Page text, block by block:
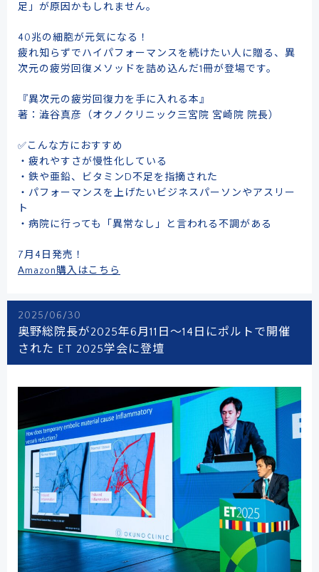
足」が原因かもしれません。
40兆の細胞が元気になる！
疲れ知らずでハイパフォーマンスを続けたい人に贈る、異
次元の疲労回復メソッドを詰め込んだ1冊が登場です。
『異次元の疲労回復力を手に入れる本』
著：澁谷真彦（オクノクリニック三宮院 宮崎院 院長）
✅こんな方におすすめ
・疲れやすさが慢性化している
・鉄や亜鉛、ビタミンD不足を指摘された
・パフォーマンスを上げたいビジネスパーソンやアスリー
ト
・病院に行っても「異常なし」と言われる不調がある
7月4日発売！
Amazon購入はこちら
2025/06/30
奥野総院長が2025年6月11日～14日にポルトで開催
された ET 2025学会に登壇